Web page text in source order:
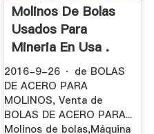
Molinos De Bolas
Usados Para
Mineria En Usa .
2016-9-26 · de BOLAS
DE ACERO PARA
MOLINOS, Venta de
BOLAS DE ACERO PARA...
Molinos de bolas,Máquina